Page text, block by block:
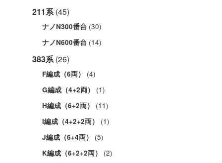
211系(45)
ナノN300番台 (30)
ナノN600番台 (14)
383系(26)
F編成（6両） (4)
G編成（4+2両） (1)
H編成（6+2両） (11)
I編成（4+2+2両） (1)
J編成（6+4両） (5)
K編成（6+2+2両） (2)